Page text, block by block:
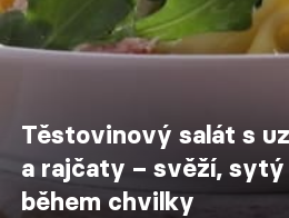
Těstovinový salát s
a rajčaty – svěží,
během chvilky